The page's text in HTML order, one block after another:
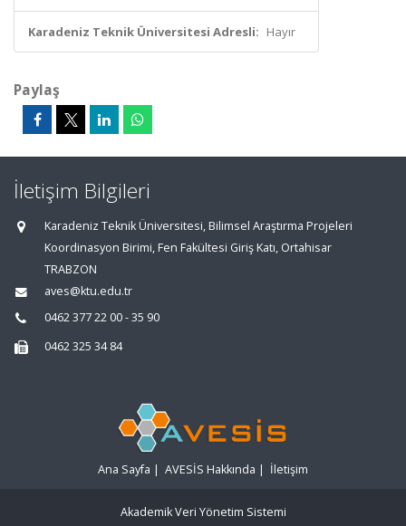
Karadeniz Teknik Üniversitesi Adresli: Hayır
Paylaş
İletişim Bilgileri
Karadeniz Teknik Üniversitesi, Bilimsel Araştırma Projeleri
Koordinasyon Birimi, Fen Fakültesi Giriş Katı, Ortahisar
TRABZON
aves@ktu.edu.tr
0462 377 22 00 - 35 90
0462 325 34 84
Ana Sayfa | AVESİS Hakkında | İletişim
Akademik Veri Yönetim Sistemi